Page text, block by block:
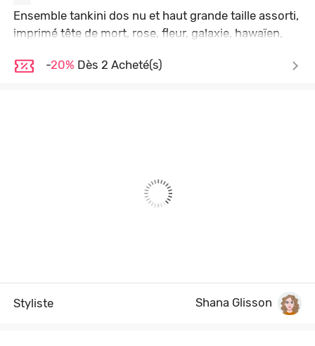
Ensemble tankini dos nu et haut grande taille assorti,
imprimé tête de mort, rose, fleur, galaxie, hawaïen,
-20% Dès 2 Acheté(s)
Styliste Shana Glisson